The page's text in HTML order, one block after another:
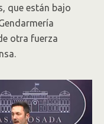
que están bajo
otra fuerza